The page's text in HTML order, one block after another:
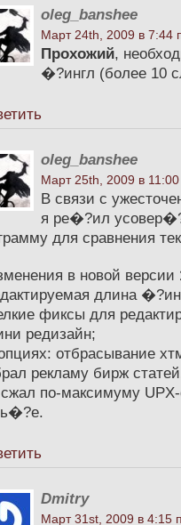
oleg_banshee
Март 24th, 2009 в 7:44
Прохожий,
�?ингл (более 10
oleg_banshee
Март 25th, 2009 в 11:00
В связи с
я ре�?ил
для сравнения
в новой версии
длина
фиксы для
редизайн;
отбрасывание
рекламу бирж
по-максимуму UPX-
Dmitry
Март 31st, 2009 в 4:15